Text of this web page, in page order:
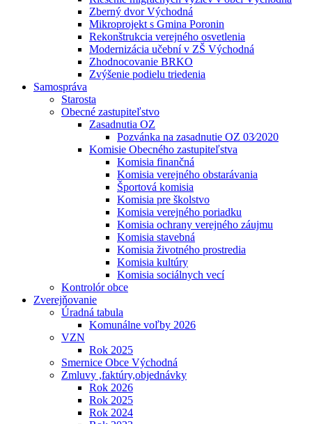
Zberný dvor Východná
Mikroprojekt s Gmina Poronin
Rekonštrukcia verejného osvetlenia
Modernizácia učební v ZŠ Východná
Zhodnocovanie BRKO
Zvýšenie podielu triedenia
Samospráva
Starosta
Obecné zastupiteľstvo
Zasadnutia OZ
Pozvánka na zasadnutie OZ 03⁄2020
Komisie Obecného zastupiteľstva
Komisia finančná
Komisia verejného obstarávania
Športová komisia
Komisia pre školstvo
Komisia verejného poriadku
Komisia ochrany verejného záujmu
Komisia stavebná
Komisia životného prostredia
Komisia kultúry
Komisia sociálnych vecí
Kontrolór obce
Zverejňovanie
Úradná tabula
Komunálne voľby 2026
VZN
Rok 2025
Smernice Obce Východná
Zmluvy ,faktúry,objednávky
Rok 2026
Rok 2025
Rok 2024